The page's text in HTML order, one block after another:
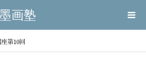
画塾
第10回